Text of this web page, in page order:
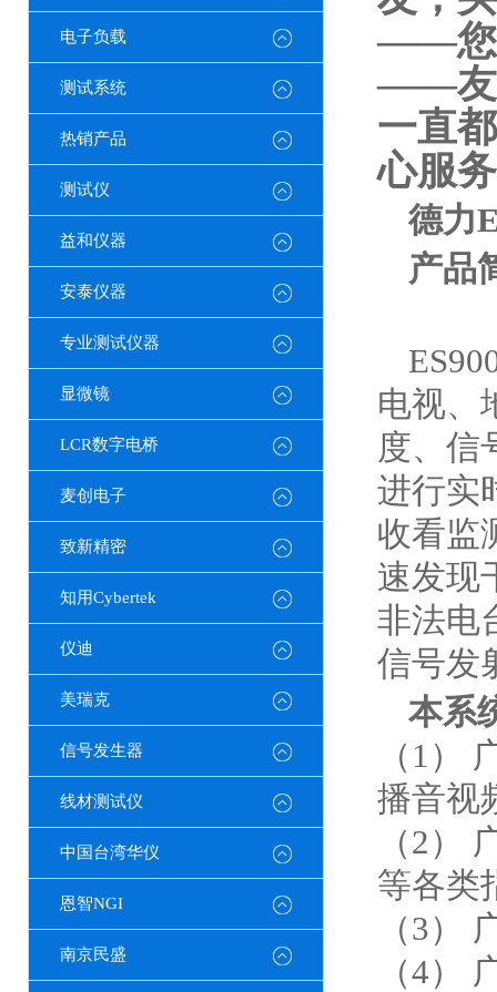
电子负载
测试系统
热销产品
测试仪
益和仪器
安泰仪器
专业测试仪器
显微镜
LCR数字电桥
麦创电子
致新精密
知用Cybertek
仪迪
美瑞克
信号发生器
线材测试仪
中国台湾华仪
恩智NGI
南京民盛
——您
——友
一直
心服
德力
产品
电视、
度、信
进行实
收看监
速发现
非法电
信号发
本系
（1）
播音视
（2）
等各类
（3）
（4）